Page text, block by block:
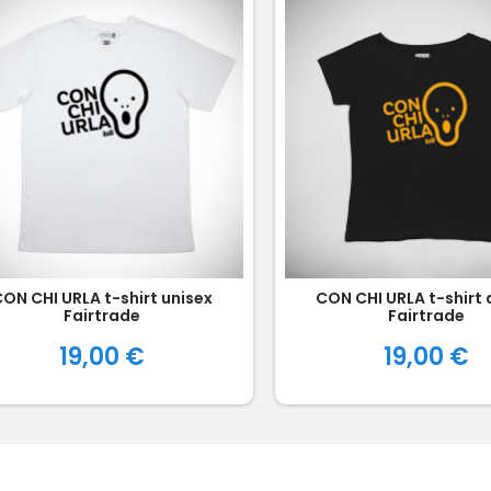
CHI URLA t-shirt unisex
Fairtrade
Prezzo
19,00 €
CON CHI URLA t-shirt
Fairtrade
Prezzo
19,00 €